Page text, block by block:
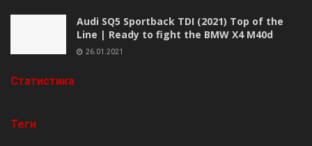
Audi SQ5 Sportback TDI (2021) Top of the
Line | Ready to fight the BMW X4 M40d
26.01.2021
Cтатистика
Теги